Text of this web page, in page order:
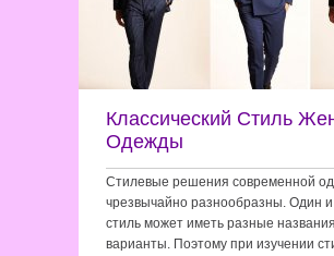
Классический Стиль
Одежды
Стилевые решения современной
чрезвычайно разнообразны. Один и
стиль может иметь разные
варианты. Поэтому при изучении